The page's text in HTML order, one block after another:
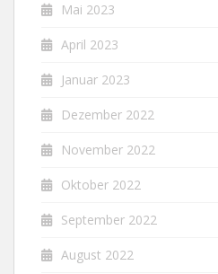
Mai 2023
April 2023
Januar 2023
Dezember 2022
November 2022
Oktober 2022
September 2022
August 2022